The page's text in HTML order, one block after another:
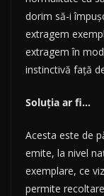
dorim să-i
extragem
extragem în
instinctivă faţă
Soluția ar fi…
Acesta este de
emite, la nivel
exemplare, ce
permite